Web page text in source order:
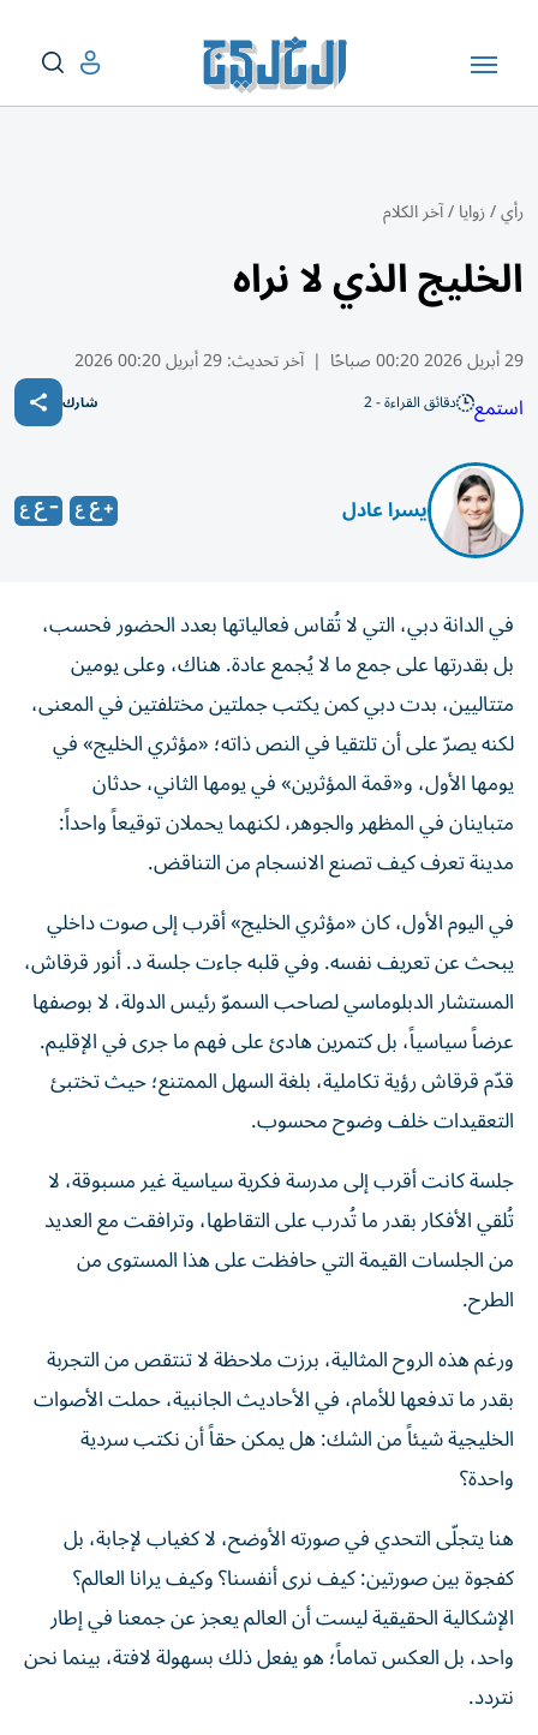
رأي/زوايا/آخر الكلام
الخليج الذي لا نراه
29 أبريل 2026 00:20 صباحًا | آخر تحديث:29 أبريل 00:20 2026
استمع دقائق القراءة - 2 شارك
يسرا عادل
في الدانة دبي، التي لا تُقاس فعالياتها بعدد الحضور فحسب،
بل بقدرتها على جمع ما لا يُجمع عادة. هناك، وعلى يومين
متتاليين، بدت دبي كمن يكتب جملتين مختلفتين في المعنى،
لكنه يصرّ على أن تلتقيا في النص ذاته؛ «مؤثري الخليج» في
يومها الأول، و«قمة المؤثرين» في يومها الثاني، حدثان
متباينان في المظهر والجوهر، لكنهما يحملان توقيعاً واحداً:
مدينة تعرف كيف تصنع الانسجام من التناقض.
في اليوم الأول، كان «مؤثري الخليج» أقرب إلى صوت داخلي
يبحث عن تعريف نفسه. وفي قلبه جاءت جلسة د. أنور قرقاش،
المستشار الدبلوماسي لصاحب السموّ رئيس الدولة، لا بوصفها
عرضاً سياسياً، بل كتمرين هادئ على فهم ما جرى في الإقليم.
قدّم قرقاش رؤية تكاملية، بلغة السهل الممتنع؛ حيث تختبئ
التعقيدات خلف وضوح محسوب.
جلسة كانت أقرب إلى مدرسة فكرية سياسية غير مسبوقة، لا
تُلقي الأفكار بقدر ما تُدرب على التقاطها، وترافقت مع العديد
من الجلسات القيمة التي حافظت على هذا المستوى من
الطرح.
ورغم هذه الروح المثالية، برزت ملاحظة لا تنتقص من التجربة
بقدر ما تدفعها للأمام، في الأحاديث الجانبية، حملت الأصوات
الخليجية شيئاً من الشك: هل يمكن حقاً أن نكتب سردية
واحدة؟
هنا يتجلّى التحدي في صورته الأوضح، لا كغياب لإجابة، بل
كفجوة بين صورتين: كيف نرى أنفسنا؟ وكيف يرانا العالم؟
الإشكالية الحقيقية ليست أن العالم يعجز عن جمعنا في إطار
واحد، بل العكس تماماً؛ هو يفعل ذلك بسهولة لافتة، بينما نحن
نتردد.